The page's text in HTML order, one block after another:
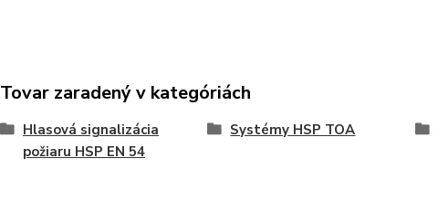
Tovar zaradený v kategóriách
Hlasová signalizácia
požiaru HSP EN 54
Systémy HSP TOA